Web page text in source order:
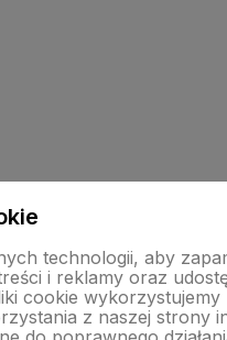
technologii, aby
i reklamy oraz
cookie
z naszej strony